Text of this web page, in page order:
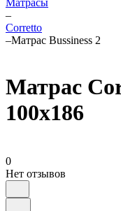
Матрасы
–
Corretto
–Матрас Bussiness 2
Матрас
100х186
0
Нет отзывов